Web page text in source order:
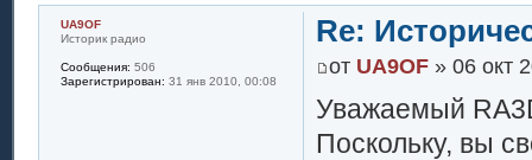
Re:
от UA9OF» 06 окт
Уважаемый
Поскольку, вы
UA9OF
Историк радио
Сообщения: 506
Зарегистрирован: 31 янв 2010, 00:08